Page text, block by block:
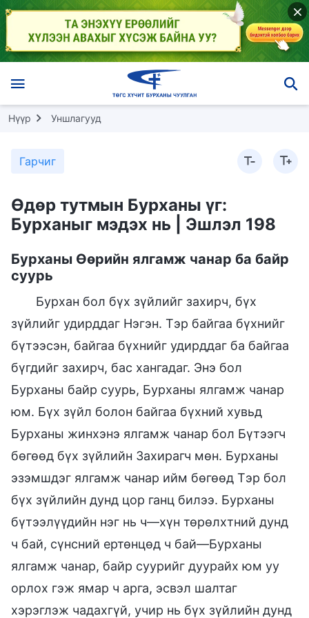
Нүүр Уншлагууд
Гарчиг
Өдөр тутмын Бурханы үг:
Бурханыг мэдэх нь | Эшлэл 198
Бурханы Өөрийн ялгамж чанар ба байр
суурь
Бурхан бол бүх зүйлийг захирч, бүх
зүйлийг удирддаг Нэгэн. Тэр байгаа бүхнийг
бүтээсэн, байгаа бүхнийг удирддаг ба байгаа
бүгдийг захирч, бас хангадаг. Энэ бол
Бурханы байр суурь, Бурханы ялгамж чанар
юм. Бүх зүйл болон байгаа бүхний хувьд
Бурханы жинхэнэ ялгамж чанар бол Бүтээгч
бөгөөд бүх зүйлийн Захирагч мөн. Бурханы
эзэмшдэг ялгамж чанар ийм бөгөөд Тэр бол
бүх зүйлийн дунд цор ганц билээ. Бурханы
бүтээлүүдийн нэг нь ч—хүн төрөлхтний дунд
ч бай, сүнсний ертөнцөд ч бай—Бурханы
ялгамж чанар, байр суурийг дуурайх юм уу
орлох гэж ямар ч арга, эсвэл шалтаг
хэрэглэж чадахгүй, учир нь бүх зүйлийн дунд